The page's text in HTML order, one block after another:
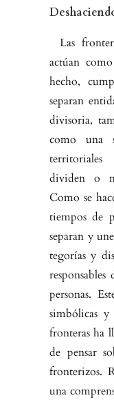
Las
actúan
hecho,
separan
divisoria,
como una
dividen o
Como se
tiempos de
separan y
tegorías y
personas.
simbólicas
fronteras ha
de pensar
fronterizos.
una